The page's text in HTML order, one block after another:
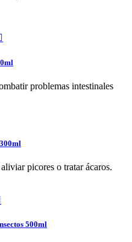
problemas intestinales
picores o tratar ácaros.
500ml